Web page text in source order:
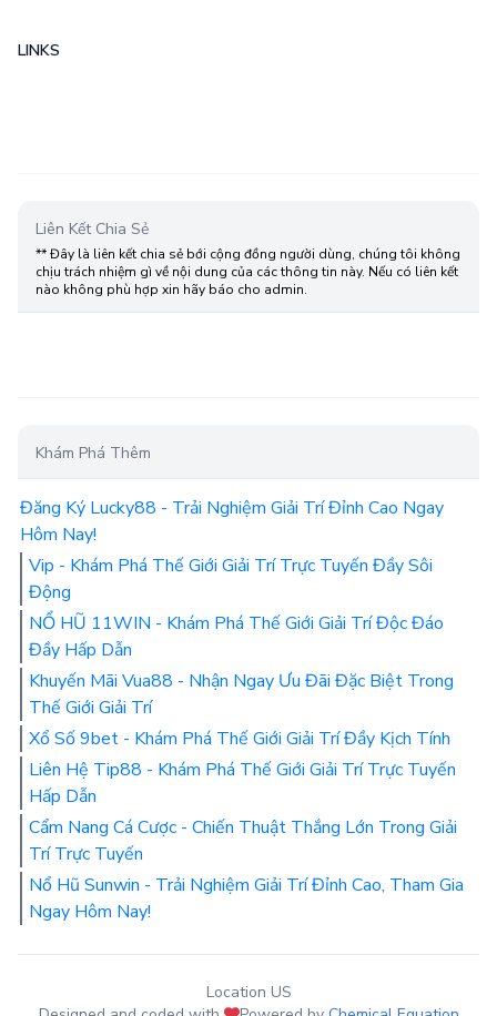
LINKS
Liên Kết Chia Sẻ
** Đây là liên kết chia sẻ bới cộng đồng người dùng, chúng tôi không
chịu trách nhiệm gì về nội dung của các thông tin này. Nếu có liên kết
nào không phù hợp xin hãy báo cho admin.
Khám Phá Thêm
Đăng Ký Lucky88 - Trải Nghiệm Giải Trí Đỉnh Cao Ngay
Hôm Nay!
Vip - Khám Phá Thế Giới Giải Trí Trực Tuyến Đầy Sôi
Động
NỔ HŨ 11WIN - Khám Phá Thế Giới Giải Trí Độc Đáo
Đầy Hấp Dẫn
Khuyến Mãi Vua88 - Nhận Ngay Ưu Đãi Đặc Biệt Trong
Thế Giới Giải Trí
Xổ Số 9bet - Khám Phá Thế Giới Giải Trí Đầy Kịch Tính
Liên Hệ Tip88 - Khám Phá Thế Giới Giải Trí Trực Tuyến
Hấp Dẫn
Cẩm Nang Cá Cược - Chiến Thuật Thắng Lớn Trong Giải
Trí Trực Tuyến
Nổ Hũ Sunwin - Trải Nghiệm Giải Trí Đỉnh Cao, Tham Gia
Ngay Hôm Nay!
Location US